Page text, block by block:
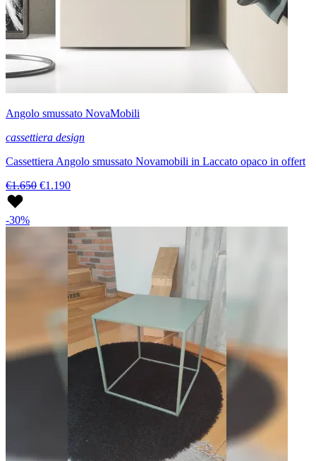
Angolo smussato NovaMobili
cassettiera design
Cassettiera Angolo smussato Novamobili in Laccato opaco in offert
€1.650 €1.190
-30%